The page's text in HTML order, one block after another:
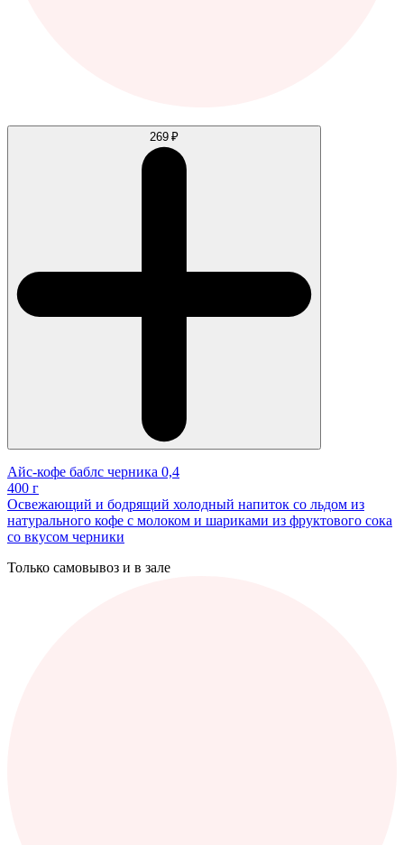
269 ₽
Айс-кофе баблс черника 0,4
400 г
Освежающий и бодрящий холодный напиток со льдом из
натурального кофе с молоком и шариками из фруктового сока
со вкусом черники
Только самовывоз и в зале